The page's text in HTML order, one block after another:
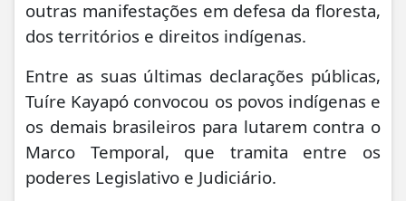
outras manifestações em defesa da floresta,
dos territórios e direitos indígenas.
Entre as suas últimas declarações públicas,
Tuíre Kayapó convocou os povos indígenas e
os demais brasileiros para lutarem contra o
Marco Temporal, que tramita entre os
poderes Legislativo e Judiciário.